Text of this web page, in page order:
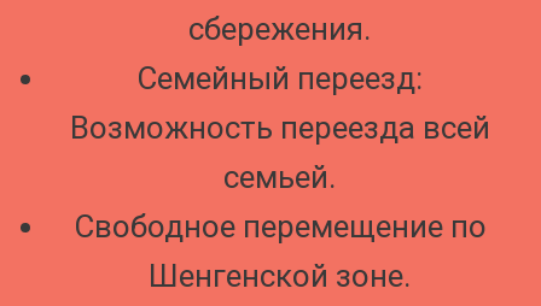
сбережения.
Семейный переезд:
Возможность переезда всей
семьей.
Свободное перемещение по
Шенгенской зоне.